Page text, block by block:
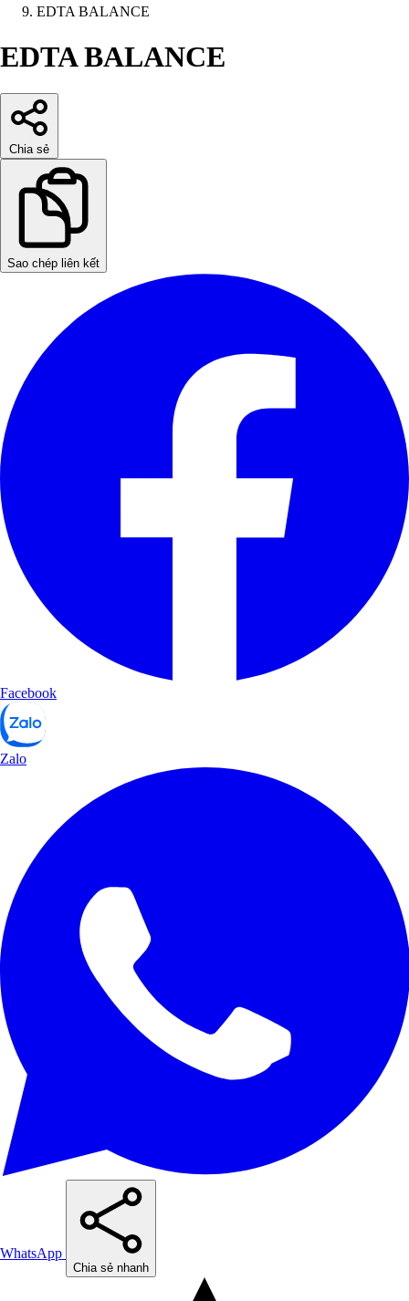
EDTA BALANCE
EDTA BALANCE
Chia sẻ
Sao chép liên kết
Facebook
Zalo
WhatsApp
Chia sẻ nhanh